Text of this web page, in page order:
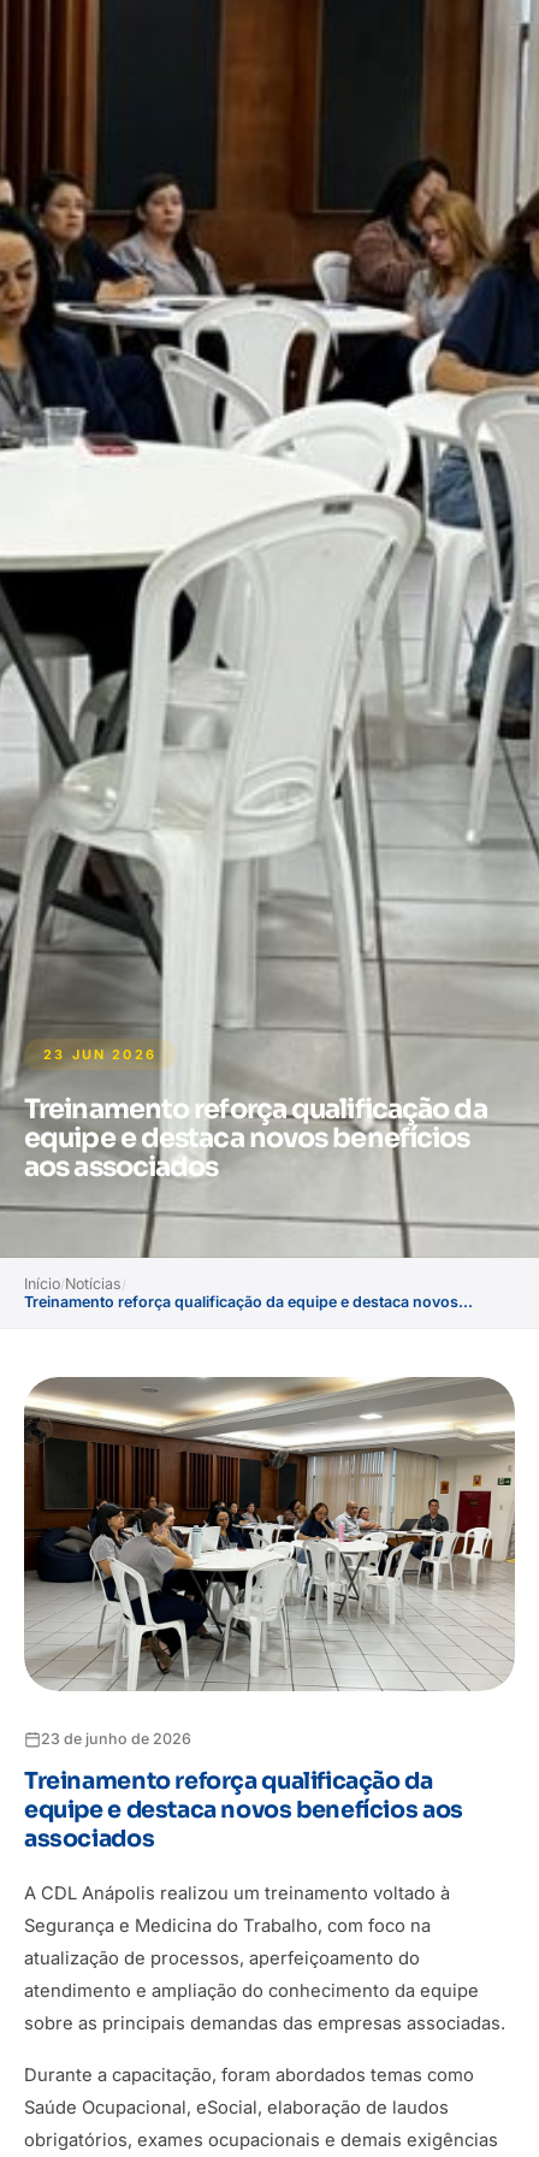
23 JUN 2026
Treinamento reforça qualificação da
equipe e destaca novos benefícios
aos associados
Início/Notícias/
Treinamento reforça qualificação da equipe e destaca novos...
23 de junho de 2026
Treinamento reforça qualificação da
equipe e destaca novos benefícios aos
associados
A CDL Anápolis realizou um treinamento voltado à
Segurança e Medicina do Trabalho, com foco na
atualização de processos, aperfeiçoamento do
atendimento e ampliação do conhecimento da equipe
sobre as principais demandas das empresas associadas.
Durante a capacitação, foram abordados temas como
Saúde Ocupacional, eSocial, elaboração de laudos
obrigatórios, exames ocupacionais e demais exigências